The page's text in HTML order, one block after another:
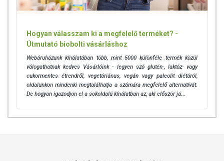
Hogyan válasszam ki a megfelelő terméket? -
Útmutató biobolti vásárláshoz
Webáruházunk kínálatában több, mint 5000 különféle termék közül
válogathatnak kedves Vásárlóink - legyen szó glutén-, laktóz- vagy
cukormentes étrendről, vegetáriánus, vegán vagy paleolit diétáról,
oldalunkon mindenki megtalálhatja a számára megfelelő alternatívát.
De hogyan igazodjon el a sokoldalú kínálatban az, aki először já...